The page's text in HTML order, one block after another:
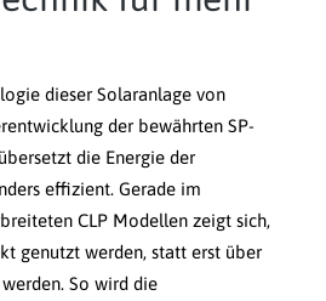
dieser Solaranlage von
der bewährten SP-
die Energie der
effizient. Gerade im
CLP Modellen zeigt sich,
genutzt werden, statt erst über
So wird die